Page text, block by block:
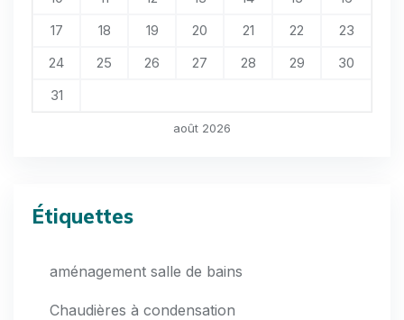
août 2026
17
18 19 20 21 22
23
24
25 26 27 28 29
30
31
Étiquettes
aménagement salle de bains
Chaudières à condensation